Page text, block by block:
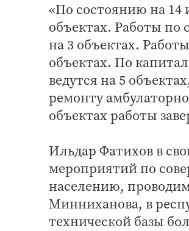
«По состоянию на 14
объектах. Работы по
на 3 объектах.
объектах. По
ведутся на 5
ремонту
объектах работы
Ильдар Фатихов в
мероприятий по
населению,
Минниханова, в
технической базы